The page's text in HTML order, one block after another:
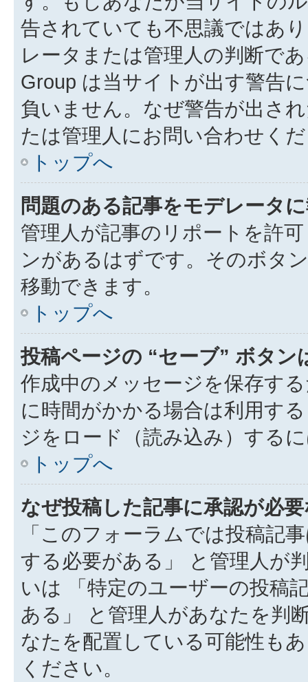
告されていても不思議ではあ
レータまたは管理人の判断で
Group は当サイトが出す警告
負いません。なぜ警告が出さ
たは管理人にお問い合わせく
トップへ
問題のある記事をモデレータ
管理人が記事のリポートを許
ンがあるはずです。そのボタ
移動できます。
トップへ
投稿ページの “セーブ” ボタン
作成中のメッセージを保存す
に時間がかかる場合は利用す
ジをロード（読み込み）する
トップへ
なぜ投稿した記事に承認が必
「このフォーラムでは投稿記
する必要がある」 と管理人が
いは 「特定のユーザーの投稿
ある」 と管理人があなたを判
なたを配置している可能性も
ください。